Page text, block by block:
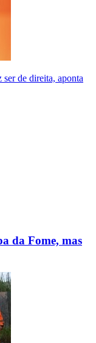
de direita, aponta
da Fome, mas